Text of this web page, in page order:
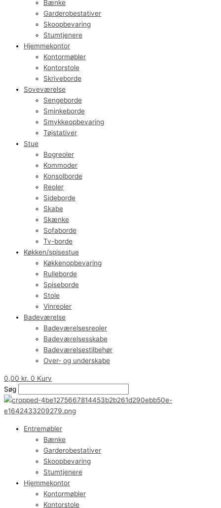
Bænke
Garderobestativer
Skoopbevaring
Stumtjenere
Hjemmekontor
Kontormøbler
Kontorstole
Skriveborde
Soveværelse
Sengeborde
Sminkeborde
Smykkeopbevaring
Tøjstativer
Stue
Bogreoler
Kommoder
Konsolborde
Reoler
Sideborde
Skabe
Skænke
Sofaborde
Tv-borde
Køkken/spisestue
Køkkenopbevaring
Rulleborde
Spiseborde
Stole
Vinreoler
Badeværelse
Badeværelsesreoler
Badeværelsesskabe
Badeværelsestilbehør
Over- og underskabe
0,00 kr. 0 Kurv
Søg
Entremøbler
Bænke
Garderobestativer
Skoopbevaring
Stumtjenere
Hjemmekontor
Kontormøbler
Kontorstole